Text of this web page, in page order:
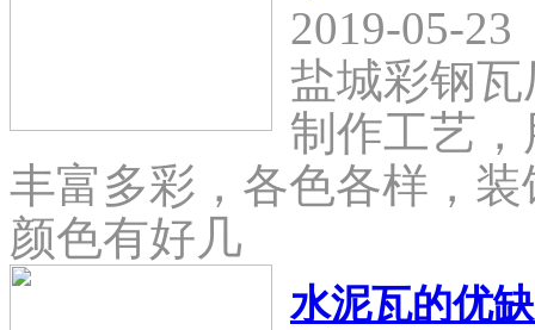
2019-05-23
盐城彩钢
制作工艺
丰富多彩，各色各样，
颜色有好几
水泥瓦的优